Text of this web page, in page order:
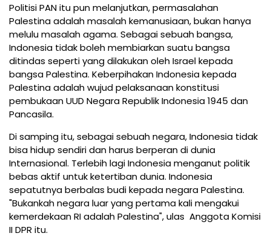
Politisi PAN itu pun melanjutkan, permasalahan
Palestina adalah masalah kemanusiaan, bukan hanya
melulu masalah agama. Sebagai sebuah bangsa,
Indonesia tidak boleh membiarkan suatu bangsa
ditindas seperti yang dilakukan oleh Israel kepada
bangsa Palestina. Keberpihakan Indonesia kepada
Palestina adalah wujud pelaksanaan konstitusi
pembukaan UUD Negara Republik Indonesia 1945 dan
Pancasila.
Di samping itu, sebagai sebuah negara, Indonesia tidak
bisa hidup sendiri dan harus berperan di dunia
Internasional. Terlebih lagi Indonesia menganut politik
bebas aktif untuk ketertiban dunia. Indonesia
sepatutnya berbalas budi kepada negara Palestina.
"Bukankah negara luar yang pertama kali mengakui
kemerdekaan RI adalah Palestina", ulas Anggota Komisi
II DPR itu.